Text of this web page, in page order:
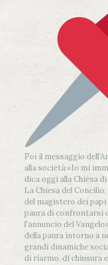
Poi il messaggio
alla società:«Io mi
dica oggi alla Chiesa
La Chiesa del
del magistero dei papi
paura di confrontarsi
l'annuncio del
della paura intorno a
grandi dinamiche
di riarmo, di chiusura